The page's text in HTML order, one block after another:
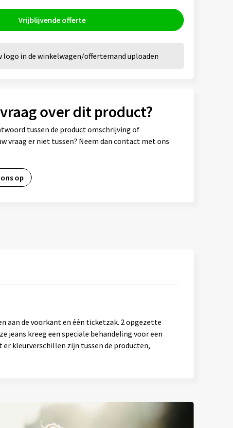
Vrijblijvende offerte
logo in de winkelwagen/offertemand uploaden
over dit product?
tussen de product omschrijving of
vraag er niet tussen? Neem dan contact met ons
op
aan de voorkant en één ticketzak. 2 opgezette
jeans kreeg een speciale behandeling voor een
kleurverschillen zijn tussen de producten,